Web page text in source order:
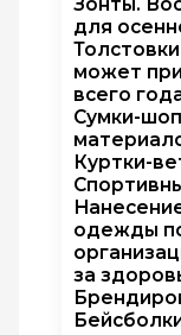
для
может
всего
Сумки-
Куртки-
одежды
за